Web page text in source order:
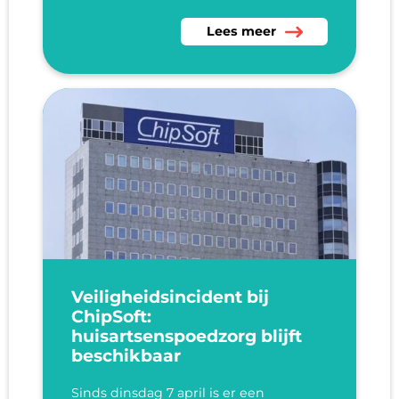
Lees meer over Corine van
Lees meer
Veiligheidsincident bij
ChipSoft:
huisartsenspoedzorg blijft
beschikbaar
Sinds dinsdag 7 april is er een